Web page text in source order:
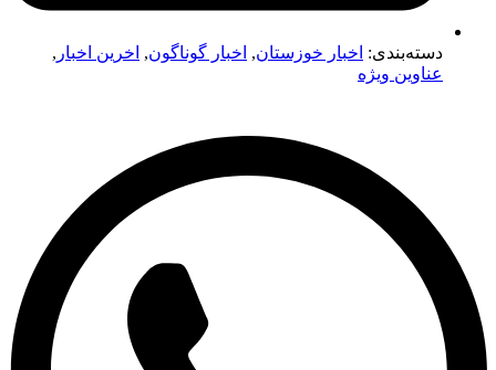
دسته‌بندی: اخبار خوزستان ,اخبار گوناگون,اخرین اخبار
عناوین ویژه